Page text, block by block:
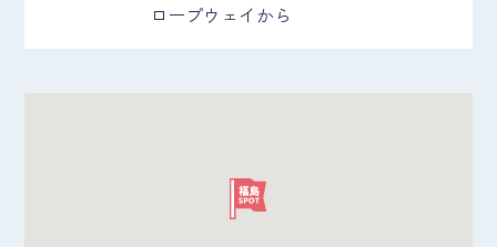
ロープウェイから